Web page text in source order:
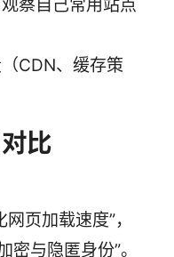
察自己常用站点
CDN、缓存策
比
页加载速度”，
密与隐匿身份”。